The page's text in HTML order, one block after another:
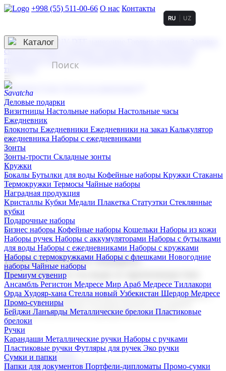
+998 (55) 511-00-66 О нас Контакты
3D гравировка
смолой (Doming)
гравировка твердая
тиснение
RU UZ
☰
Контакты
Каталог
Деловые подарки
Визитницы Настольные наборы Настольные часы
Ежедневник
Блокноты Ежедневники Ежедневники на заказ Калькулятор
ежедневника Наборы с ежедневниками
Зонты
Зонты-трости Складные зонты
Кружки
Бокалы Бутылки для воды Кофейные наборы Кружки Стаканы
Термокружки Термосы Чайные наборы
Наградная продукция
Kристаллы Кубки Медали Плакетка Статуэтки Стеклянные
кубки
Подарочные наборы
Бизнес наборы Кофейные наборы Кошельки Наборы из кожи
Наборы ручек Наборы с аккумуляторами Наборы с бутылками
для воды Наборы с ежедневниками Наборы с кружками
Наборы с термокружками Наборы с флешками Новогодние
наборы Чайные наборы
Премиум сувенир
Ансамбль Регистон Медресе Мир Араб Медресе Тиллакори
Орда Худояр-хана Стелла новый Узбекистан Шердор Медресе
Промо-сувениры
Бейджи Ланъярды Металлические брелоки Пластиковые
брелоки
Ручки
Карандаши Металлические ручки Наборы с ручками
Пластиковые ручки Футляры для ручек Эко ручки
Сумки и папки
Папки для документов Портфели-дипломаты Промо-сумки
Корпоративные подарки
Поставка со склада и производство
Мы предлагаем широкий выбор корпоративных подарков и
сувениров с логотипом. В нашем каталоге вы найдете
продукцию для бизнеса, мероприятия и клиентов.
Подарочные наборы
Бизнес наборыКофейные наборы Кошельки